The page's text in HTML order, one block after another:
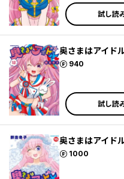
試し読
奥さまはアイド
940
ポイント
試し読
奥さまはアイド
1000
ポイント